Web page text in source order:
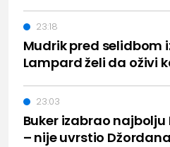
Mudrik pred selidbom
Lampard želi da oživi
23:18
Buker izabrao
– nije uvrstio Džordana
23:03